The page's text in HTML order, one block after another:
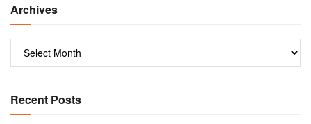
Archives
Recent Posts